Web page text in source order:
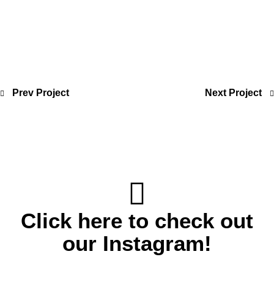
Prev Project Next Project
Click here to check out
our Instagram!